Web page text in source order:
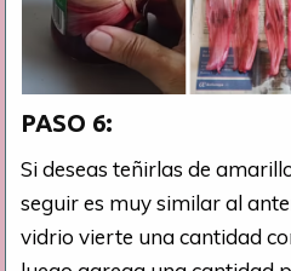
PASO 6:
Si deseas teñirlas de
seguir es muy similar al
vidrio vierte una cantidad